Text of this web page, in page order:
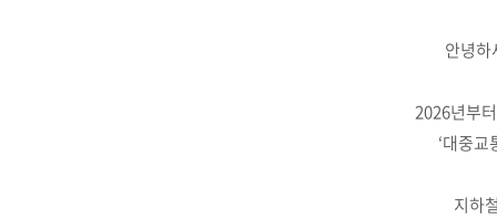
안녕
2026년부
‘대중
지하